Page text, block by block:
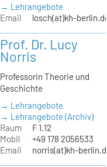
→ Lehrangebote
Email
losch(at)kh-
Prof. Dr. Lucy
Norris
Professorin Theorie und
Geschichte
→ Lehrangebote
→ Lehrangebote (Archiv)
Raum
F 1.12
Mobil
+49 178 2056533
Email
norris(at)kh-